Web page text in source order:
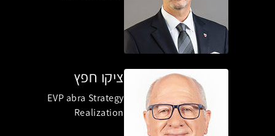
ציקו חפץ
EVP abra Strategy
Realization